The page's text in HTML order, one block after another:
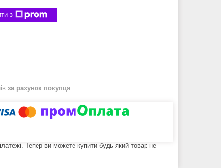
з
за рахунок покупця
Тепер ви можете купити будь-який товар не